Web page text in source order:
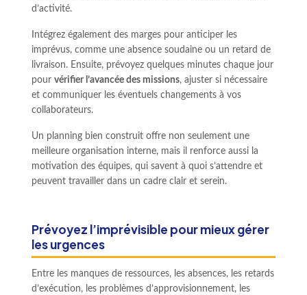
d’activité.
Intégrez également des marges pour anticiper les
imprévus, comme une absence soudaine ou un retard de
livraison. Ensuite, prévoyez quelques minutes chaque jour
pour vérifier l’avancée des missions, ajuster si nécessaire
et communiquer les éventuels changements à vos
collaborateurs.
Un planning bien construit offre non seulement une
meilleure organisation interne, mais il renforce aussi la
motivation des équipes, qui savent à quoi s’attendre et
peuvent travailler dans un cadre clair et serein.
Prévoyez l’imprévisible pour mieux gérer
les urgences
Entre les manques de ressources, les absences, les retards
d’exécution, les problèmes d’approvisionnement, les